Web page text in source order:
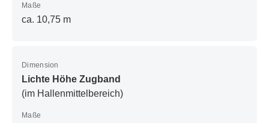
Maße
ca. 10,75 m
Dimension
Lichte Höhe Zugband
(im Hallenmittelbereich)
Maße